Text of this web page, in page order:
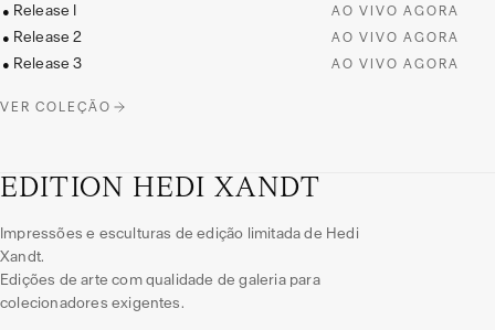
● Release I
AO VIVO AGORA
● Release 2
AO VIVO AGORA
● Release 3 AO VIVO AGORA
VER COLEÇÃO
EDITION HEDI XANDT
Impressões e esculturas de edição limitada de Hedi
Xandt.
Edições de arte com qualidade de galeria para
colecionadores exigentes.